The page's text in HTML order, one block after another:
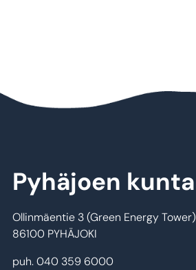
Pyhäjoen kunta
Ollinmäentie 3 (Green Energy Tower)
86100 PYHÄJOKI
puh. 040 359 6000